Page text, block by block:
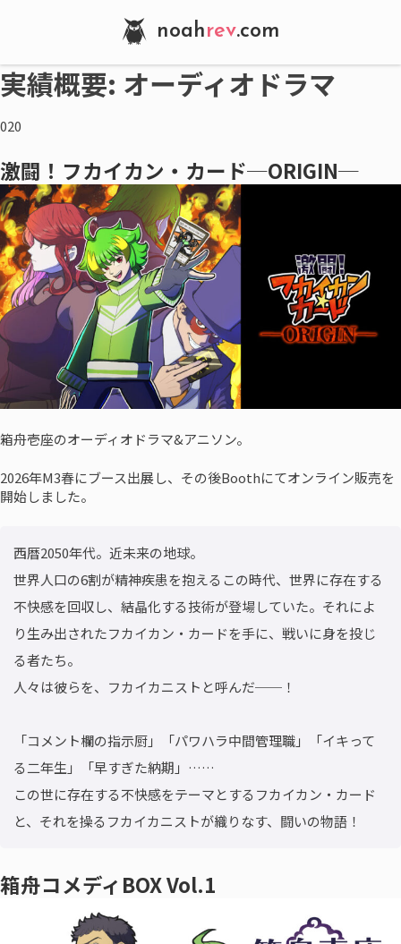
noahrev.com
実績概要: オーディオドラマ
020
激闘！フカイカン・カード─ORIGIN─
箱舟壱座のオーディオドラマ&アニソン。
2026年M3春にブース出展し、その後Boothにてオンライン販売を
開始しました。
西暦2050年代。近未来の地球。
世界人口の6割が精神疾患を抱えるこの時代、世界に存在する
不快感を回収し、結晶化する技術が登場していた。それによ
り生み出されたフカイカン・カードを手に、戦いに身を投じ
る者たち。
人々は彼らを、フカイカニストと呼んだ──！
「コメント欄の指示厨」「パワハラ中間管理職」「イキって
る二年生」「早すぎた納期」……
この世に存在する不快感をテーマとするフカイカン・カード
と、それを操るフカイカニストが織りなす、闘いの物語！
箱舟コメディBOX Vol.1